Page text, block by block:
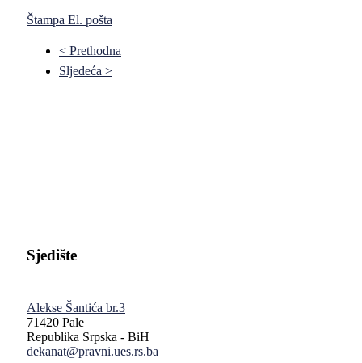
Štampa El. pošta
< Prethodna
Sljedeća >
Sjedište
Alekse Šantića br.3
71420 Pale
Republika Srpska - BiH
dekanat@pravni.ues.rs.ba